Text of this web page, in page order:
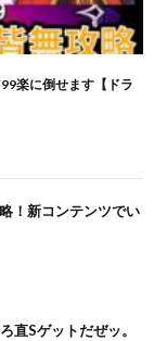
！新コンテンツでい
直Sゲットだぜッ。